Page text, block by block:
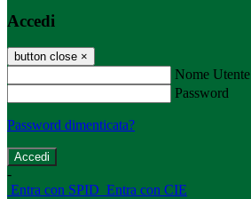
Accedi
button close ×
Nome Utente
Password
Password dimenticata?
-
Entra con SPID Entra con CIE